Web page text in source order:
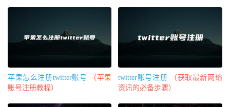
苹果怎么注册twitter账号
（苹果
账号注册教程）
twitter账号注册
（获取最新网络
资讯的必备步骤）